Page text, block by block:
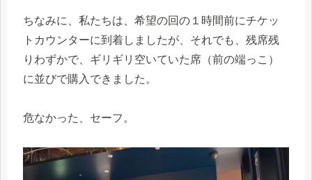
ちなみに、私たちは、希望の回の１時間前にチケッ
トカウンターに到着しましたが、それでも、残席残
りわずかで、ギリギリ空いていた席（前の端っこ）
に並びで購入できました。
危なかった、セーフ。